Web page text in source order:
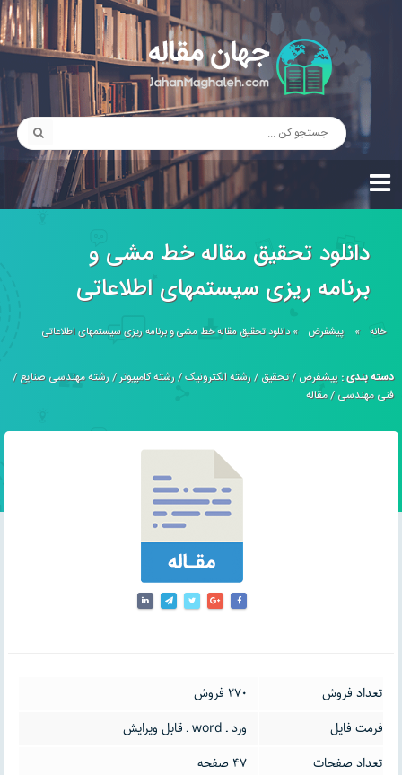
دانلود تحقیق مقاله خط مشی و
برنامه ريزی سيستمهای اطلاعاتی
خانه » پیشفرض »دانلود تحقیق مقاله خط مشی و برنامه ريزی سيستمهای اطلاعاتی
دسته بندی : پیشفرض/تحقیق/رشته الکترونیک/رشته کامپیوتر/رشته مهندسی صنایع/
فنی مهندسی/مقاله
تعداد فروش
270 فروش
فرمت فایل
ورد ـ word ـ قابل ویرایش
تعداد صفحات
47 صفحه